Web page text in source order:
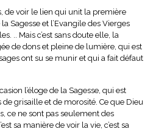
de voir le lien qui unit la première
Sagesse et l’Evangile des Vierges
.. Mais c’est sans doute elle, la
de dons et pleine de lumière, qui est
ont su se munir et qui a fait défaut
l’éloge de la Sagesse, qui est
grisaille et de morosité. Ce que Dieu
ce ne sont pas seulement des
sa manière de voir la vie, c’est sa